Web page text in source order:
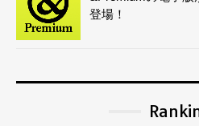
登場！